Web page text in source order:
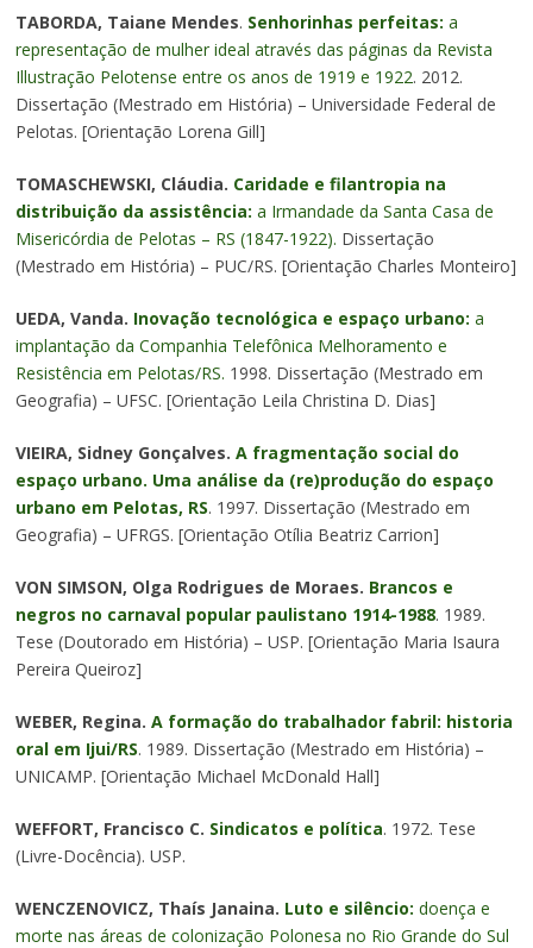
TABORDA, Taiane Mendes. Senhorinhas perfeitas: a
representação de mulher ideal através das páginas da Revista
Illustração Pelotense entre os anos de 1919 e 1922. 2012.
Dissertação (Mestrado em História) – Universidade Federal de
Pelotas. [Orientação Lorena Gill]
TOMASCHEWSKI, Cláudia. Caridade e filantropia na
distribuição da assistência: a Irmandade da Santa Casa de
Misericórdia de Pelotas – RS (1847-1922). Dissertação
(Mestrado em História) – PUC/RS. [Orientação Charles Monteiro]
UEDA, Vanda. Inovação tecnológica e espaço urbano: a
implantação da Companhia Telefônica Melhoramento e
Resistência em Pelotas/RS. 1998. Dissertação (Mestrado em
Geografia) – UFSC. [Orientação Leila Christina D. Dias]
VIEIRA, Sidney Gonçalves. A fragmentação social do
espaço urbano. Uma análise da (re)produção do espaço
urbano em Pelotas, RS. 1997. Dissertação (Mestrado em
Geografia) – UFRGS. [Orientação Otília Beatriz Carrion]
VON SIMSON, Olga Rodrigues de Moraes. Brancos e
negros no carnaval popular paulistano 1914-1988. 1989.
Tese (Doutorado em História) – USP. [Orientação Maria Isaura
Pereira Queiroz]
WEBER, Regina. A formação do trabalhador fabril: historia
oral em Ijui/RS. 1989. Dissertação (Mestrado em História) –
UNICAMP. [Orientação Michael McDonald Hall]
WEFFORT, Francisco C. Sindicatos e política. 1972. Tese
(Livre-Docência). USP.
WENCZENOVICZ, Thaís Janaina. Luto e silêncio: doença e
morte nas áreas de colonização Polonesa no Rio Grande do Sul